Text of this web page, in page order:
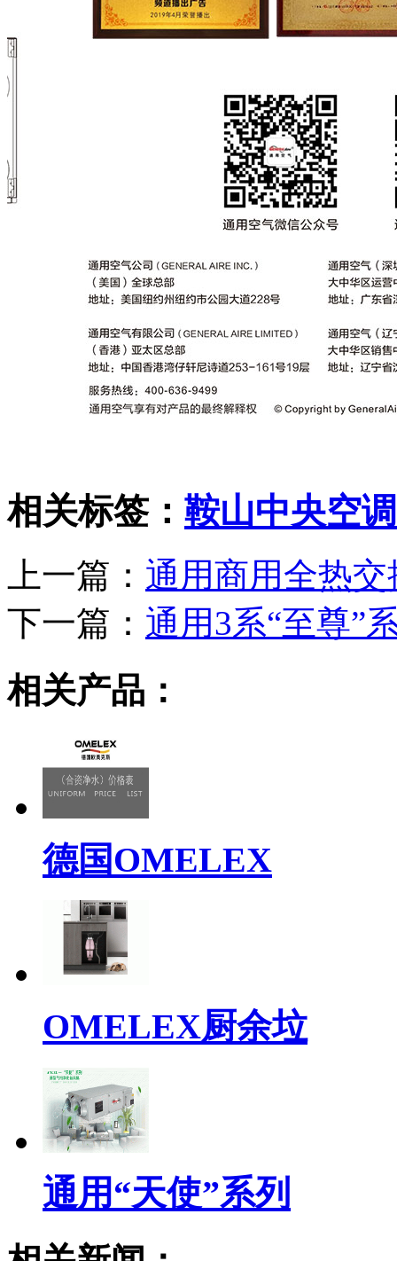
相关标签： 鞍山中央空调
上一篇： 通用商用全热交
下一篇： 通用3系“至尊”
相关产品：
德国OMELEX
OMELEX厨余垃
通用“天使”系列